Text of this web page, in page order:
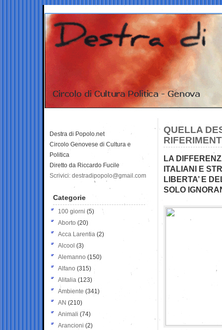
QUELLA
LA
ITALIANI E
LIBERTA’ E
SOLO
Destra di Popolo.net
Circolo Genovese di Cultura e
Politica
Diretto da Riccardo Fucile
Scrivici: destradipopolo@gmail.com
Categorie
100 giorni (5)
Aborto (20)
Acca Larentia (2)
Alcool (3)
Alemanno (150)
Alfano (315)
Alitalia (123)
Ambiente (341)
AN (210)
Animali (74)
Arancioni (2)